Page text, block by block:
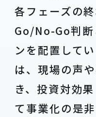
各フェーズの
Go/No-Go判
ンを配置して
は、現場の声
き、投資対効
て事業化の是